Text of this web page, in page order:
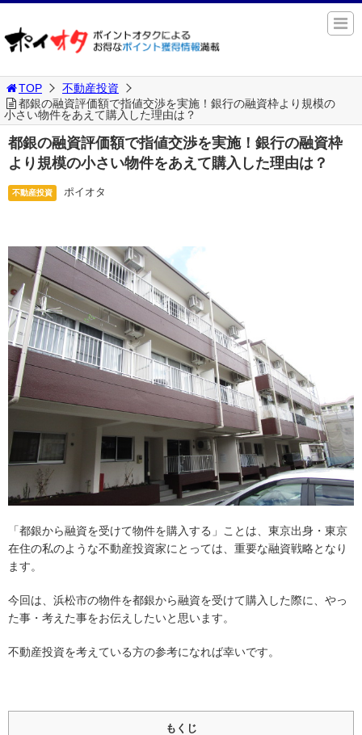
TOP
不動産投資
都銀の融資評価額で指値交渉を実施！銀行の融資枠より規模の
小さい物件をあえて購入した理由は？
都銀の融資評価額で指値交渉を実施！銀行の融資枠
より規模の小さい物件をあえて購入した理由は？
不動産投資 ポイオタ
「都銀から融資を受けて物件を購入する」ことは、東京出身・東京
在住の私のような不動産投資家にとっては、重要な融資戦略となり
ます。
今回は、浜松市の物件を都銀から融資を受けて購入した際に、やっ
た事・考えた事をお伝えしたいと思います。
不動産投資を考えている方の参考になれば幸いです。
もくじ